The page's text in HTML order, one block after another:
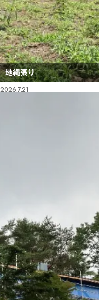
地縄張り
2026.7.21